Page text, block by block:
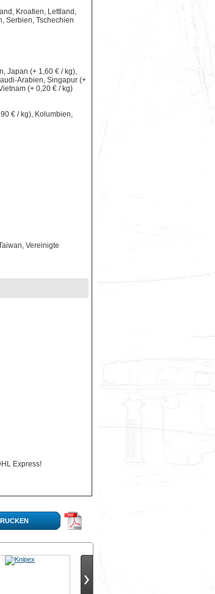
Kroatien, Lettland,
Serbien, Tschechien
Japan (+ 1,60 € / kg),
Arabien, Singapur (+
(+ 0,20 € / kg)
€ / kg), Kolumbien,
Vereinigte
Express!